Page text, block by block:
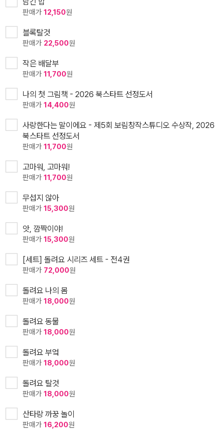
판매가 12,150원
블록탈것
판매가 22,500원
작은 배달부
판매가 11,700원
나의 첫 그림책 - 2026 북스타트 선정도서
판매가 14,400원
사랑한다는 말이에요 - 제5회 보림창작스튜디오 수상작, 2026
북스타트 선정도서
판매가 11,700원
고마워, 고마워!
판매가 11,700원
무섭지 않아
판매가 15,300원
앗, 깜짝이야!
판매가 15,300원
[세트] 돌려요 시리즈 세트 - 전4권
판매가 72,000원
돌려요 나의 몸
판매가 18,000원
돌려요 동물
판매가 18,000원
돌려요 부엌
판매가 18,000원
돌려요 탈것
판매가 18,000원
산타랑 까꿍 놀이
판매가 16,200원